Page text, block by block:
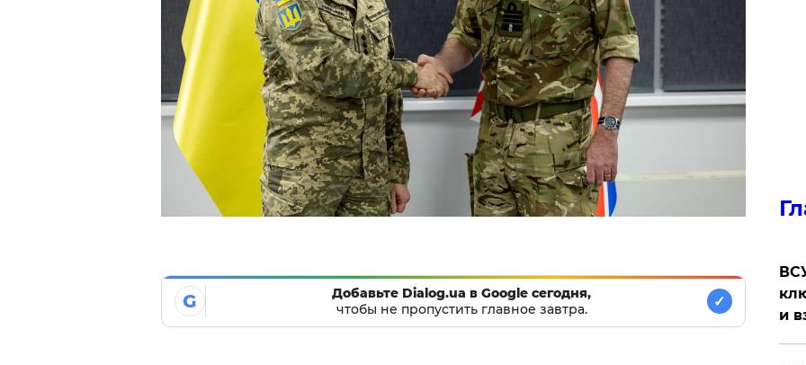
G
Добавьте Dialog.ua в Google сегодня,
чтобы не пропустить главное завтра.
✓
и